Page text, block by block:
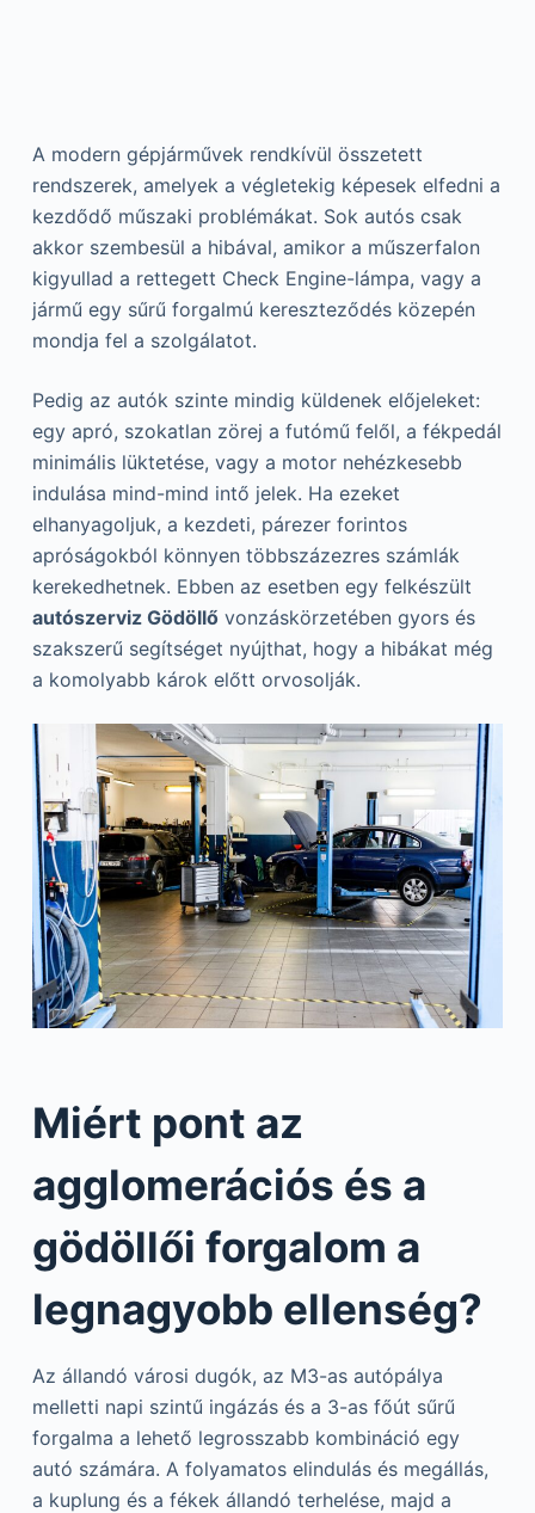
A modern gépjárművek rendkívül összetett
rendszerek, amelyek a végletekig képesek elfedni a
kezdődő műszaki problémákat. Sok autós csak
akkor szembesül a hibával, amikor a műszerfalon
kigyullad a rettegett Check Engine-lámpa, vagy a
jármű egy sűrű forgalmú kereszteződés közepén
mondja fel a szolgálatot.
Pedig az autók szinte mindig küldenek előjeleket:
egy apró, szokatlan zörej a futómű felől, a fékpedál
minimális lüktetése, vagy a motor nehézkesebb
indulása mind-mind intő jelek. Ha ezeket
elhanyagoljuk, a kezdeti, párezer forintos
apróságokból könnyen többszázezres számlák
kerekedhetnek. Ebben az esetben egy felkészült
autószerviz Gödöllővonzáskörzetében gyors és
szakszerű segítséget nyújthat, hogy a hibákat még
a komolyabb károk előtt orvosolják.
Miért pont az
agglomerációs és a
gödöllői forgalom a
legnagyobb ellenség?
Az állandó városi dugók, az M3-as autópálya
melletti napi szintű ingázás és a 3-as főút sűrű
forgalma a lehető legrosszabb kombináció egy
autó számára. A folyamatos elindulás és megállás,
a kuplung és a fékek állandó terhelése, majd a